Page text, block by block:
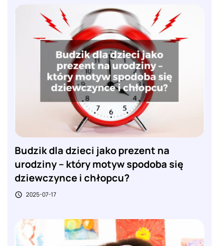
Budzik dla dzieci jako prezent na
urodziny – który motyw spodoba się
dziewczynce i chłopcu?
 2025-07-17